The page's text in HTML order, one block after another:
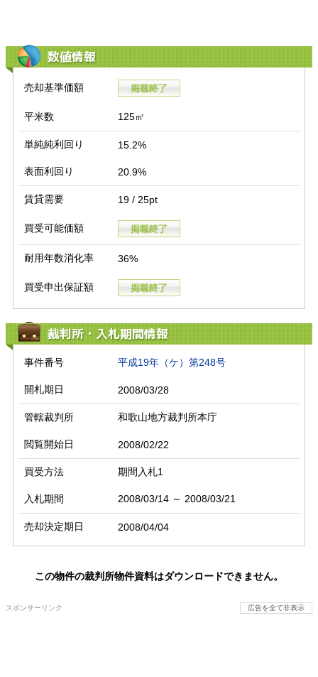
数値情報
売却基準価額
平米数 125㎡
単純純利回り 15.2%
表面利回り 20.9%
賃貸需要 19 / 25pt
買受可能価額
耐用年数消化率 36%
買受申出保証額
裁判所・入札期間情報
事件番号 平成19年（ケ）第248号
開札期日 2008/03/28
管轄裁判所 和歌山地方裁判所本庁
閲覧開始日 2008/02/22
買受方法 期間入札1
入札期間 2008/03/14 ～ 2008/03/21
売却決定期日 2008/04/04
この物件の裁判所物件資料はダウンロードできません。
スポンサーリンク 広告を全て非表示